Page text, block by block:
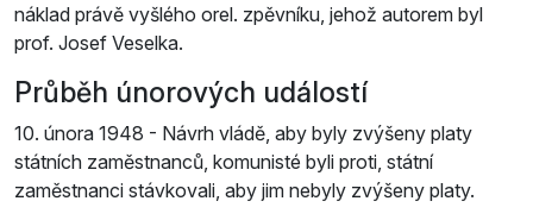
náklad právě vyšlého orel. zpěvníku, jehož autorem byl
prof. Josef Veselka.
Průběh únorových událostí
10. února 1948 - Návrh vládě, aby byly zvýšeny platy
státních zaměstnanců, komunisté byli proti, státní
zaměstnanci stávkovali, aby jim nebyly zvýšeny platy.